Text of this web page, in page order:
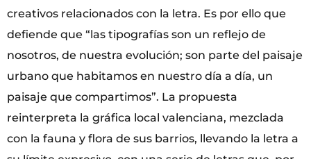
creativos relacionados con la letra. Es por ello que
defiende que “las tipografías son un reflejo de
nosotros, de nuestra evolución; son parte del paisaje
urbano que habitamos en nuestro día a día, un
paisaje que compartimos”. La propuesta
reinterpreta la gráfica local valenciana, mezclada
con la fauna y flora de sus barrios, llevando la letra a